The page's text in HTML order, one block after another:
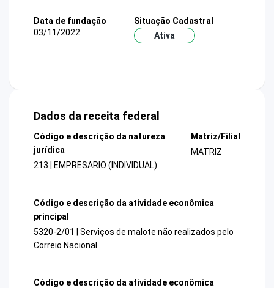
Data de fundação
03/11/2022
Situação Cadastral
Ativa
Dados da receita federal
Código e descrição da natureza
jurídica
213 | EMPRESARIO (INDIVIDUAL)
Matriz/Filial
MATRIZ
Código e descrição da atividade econômica
principal
5320-2/01 | Serviços de malote não realizados pelo
Correio Nacional
Código e descrição da atividade econômica